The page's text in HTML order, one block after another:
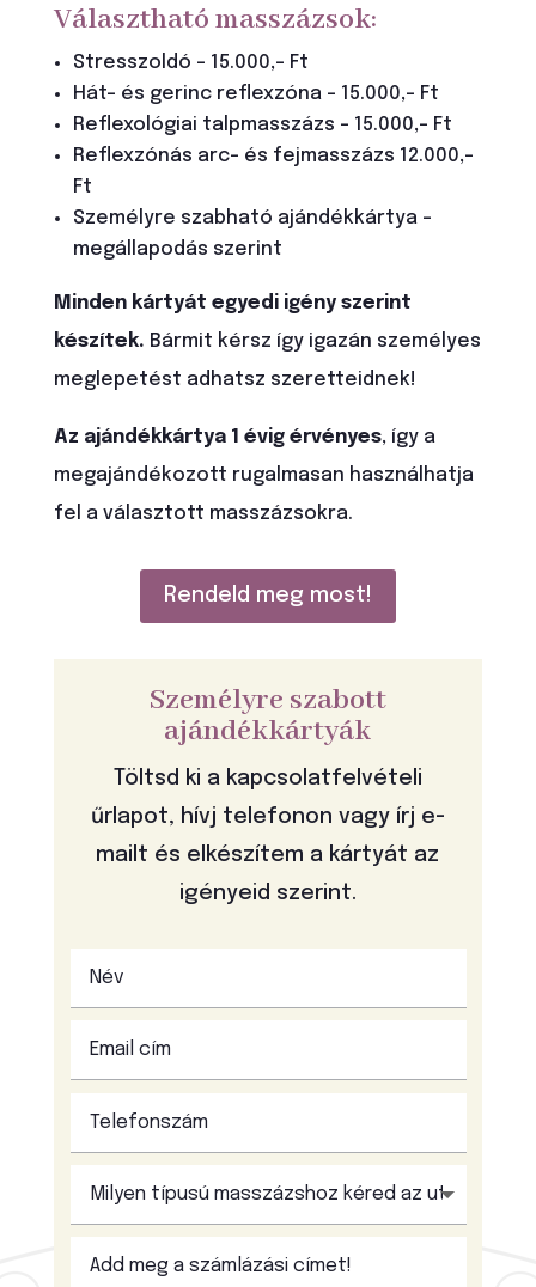
Választható masszázsok:
Stresszoldó – 15.000,- Ft
Hát- és gerinc reflexzóna – 15.000,- Ft
Reflexológiai talpmasszázs – 15.000,- Ft
Reflexzónás arc- és fejmasszázs 12.000,-
Ft
Személyre szabható ajándékkártya –
megállapodás szerint
Minden kártyát egyedi igény szerint
készítek. Bármit kérsz így igazán személyes
meglepetést adhatsz szeretteidnek!
Az ajándékkártya 1 évig érvényes, így a
megajándékozott rugalmasan használhatja
fel a választott masszázsokra.
Rendeld meg most!
Személyre szabott
ajándékkártyák
Töltsd ki a kapcsolatfelvételi
űrlapot, hívj telefonon vagy írj e-
mailt és elkészítem a kártyát az
igényeid szerint.